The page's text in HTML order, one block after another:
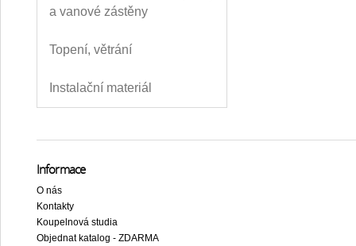
a vanové zástěny
Topení, větrání
Instalační materiál
Informace
O nás
Kontakty
Koupelnová studia
Objednat katalog - ZDARMA